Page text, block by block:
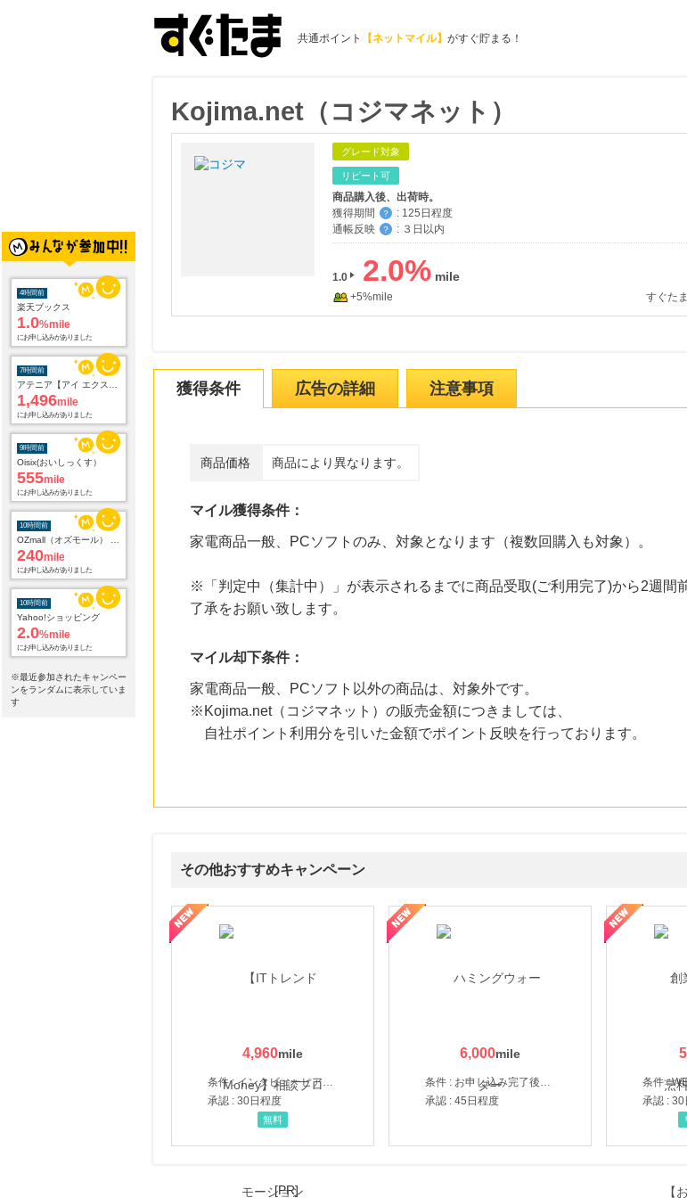
共通ポイント 【ネットマイル】 がすぐ貯まる！
4時間前
楽天ブックス
にお申し込みがありました
7時間前
1,496mile
にお申し込みがありました
9時間前
Oisix(おいしっくす）
555mile
にお申し込みがありました
10時間前
240mile
にお申し込みがありました
10時間前
Yahoo!ショッピング
2.0%mile
にお申し込みがありました
10時間前
電子貸本Renta!
14.0%mile
にお申し込みがありました
※最近参加されたキャンペー
ンをランダムに表示していま
す
Kojima.net（コジマネット）
グレード対象
リピート可
商品購入後、出荷時。
獲得期間
？ : 125日程度
通帳反映
？ : ３日以内
1.0 2.0%
+5%mile すぐた
獲得条件 広告の詳細 注意事項
商品価格 商品により異なります。
マイル獲得条件：
家電商品一般、PCソフトのみ、対象となります（複数回購入も対象）。
※「判定中（集計中）」が表示されるまでに商品受取(ご利用完了)から2週間
了承をお願い致します。
マイル却下条件：
家電商品一般、PCソフト以外の商品は、対象外です。
※Kojima.net（コジマネット）の販売金額につきましては、
自社ポイント利用分を引いた金額でポイント反映を行っております。
その他おすすめキャンペーン
4,960
条件 : インタビューヒアリング完了
承認 : 30日程度
無料
6,000
条件 : お申し込み完了後、決済登録完了と1ヶ月以内のサーバー初回設置。
承認 : 45日程度
承認 : 30
創業40余年の割烹料亭千賀監修【おせちの千賀屋】おもてなし参道本店SBI新生銀行「口座開設」
[PR]